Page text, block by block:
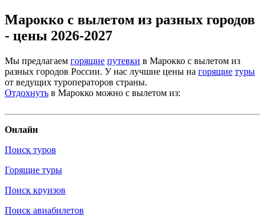
Марокко с вылетом из разных городов
- цены 2026-2027
Мы предлагаем горящие путевки в Марокко с вылетом из
разных городов России. У нас лучшие цены на горящие туры
от ведущих туроператоров страны.
Отдохнуть в Марокко можно с вылетом из:
Онлайн
Поиск туров
Горящие туры
Поиск круизов
Поиск авиабилетов